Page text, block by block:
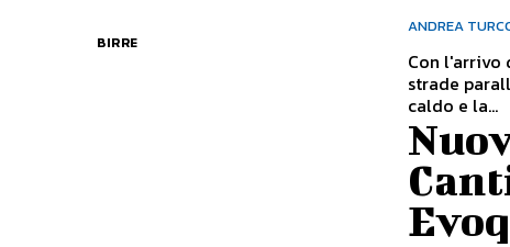
BIRRE
ANDREA
Con l'arrivo
strade
caldo e la...